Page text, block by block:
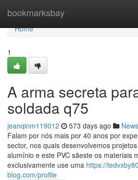
bookmarksbay
Home
Home
1
A arma secreta
soldada q75
jeanqinm119012 573 days ago News
Falam por nós mais por 40 anos por
sector, nos quais desenvolvemos
alumínio e este PVC sãeste os materiais
exclusivamente use uma https://
blog.com/profile